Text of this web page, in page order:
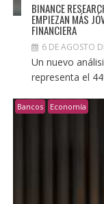
BINANCE
EMPIEZAN MÁS
FINANCIERA
6 DE AGOSTO
Un nuevo
representa el
Bancos Economía